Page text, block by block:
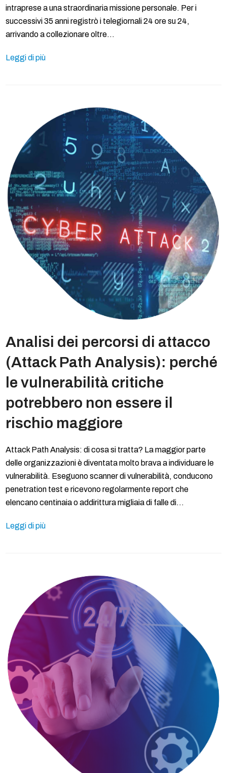
intraprese a una straordinaria missione personale. Per i
successivi 35 anni registrò i telegiornali 24 ore su 24,
arrivando a collezionare oltre…
Leggi di più
Analisi dei percorsi di attacco
(Attack Path Analysis): perché
le vulnerabilità critiche
potrebbero non essere il
rischio maggiore
Attack Path Analysis: di cosa si tratta? La maggior parte
delle organizzazioni è diventata molto brava a individuare le
vulnerabilità. Eseguono scanner di vulnerabilità, conducono
penetration test e ricevono regolarmente report che
elencano centinaia o addirittura migliaia di falle di…
Leggi di più